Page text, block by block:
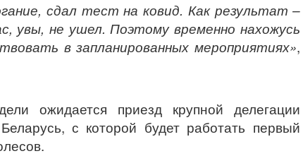
сдал тест на ковид. Как результат –
увы, не ушел. Поэтому временно нахожусь
в запланированных мероприятиях»,
ожидается приезд крупной делегации
с которой будет работать первый